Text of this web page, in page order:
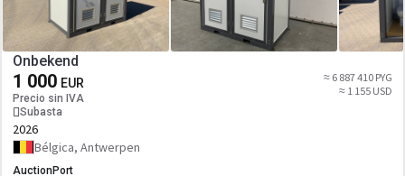
Onbekend
1 000 EUR
Precio sin IVA
Subasta
≈ 6 887 410 PYG
≈ 1 155 USD
2026
Bélgica, Antwerpen
AuctionPort